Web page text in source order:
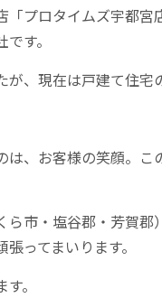
「プロタイムズ宇都
す。
、現在は戸建て住宅
は、お客様の笑顔。
ら市・塩谷郡・芳賀
ってまいります。
。